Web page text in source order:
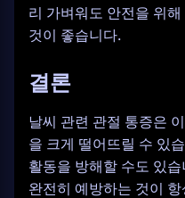
리 가벼워도 안전을 위
것이 좋습니다.
결론
날씨 관련 관절 통증은
을 크게 떨어뜨릴 수 있
활동을 방해할 수도 있
완전히 예방하는 것이